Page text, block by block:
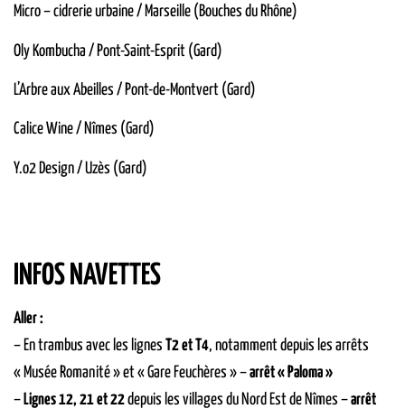
Micro – cidrerie urbaine / Marseille (Bouches du Rhône)
Oly Kombucha / Pont-Saint-Esprit (Gard)
L’Arbre aux Abeilles / Pont-de-Montvert (Gard)
Calice Wine / Nîmes (Gard)
Y.o2 Design / Uzès (Gard)
INFOS NAVETTES
Aller :
– En trambus avec les lignes T2 et T4, notamment depuis les arrêts
« Musée Romanité » et « Gare Feuchères » –arrêt « Paloma »
– Lignes 12, 21 et 22depuis les villages du Nord Est de Nîmes –arrêt